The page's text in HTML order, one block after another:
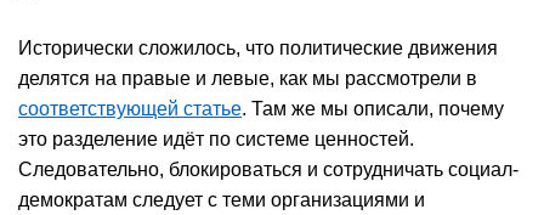
Исторически сложилось, что политические движения
делятся на правые и левые, как мы рассмотрели в
соответствующей статье. Там же мы описали, почему
это разделение идёт по системе ценностей.
Следовательно, блокироваться и сотрудничать социал-
демократам следует с теми организациями и